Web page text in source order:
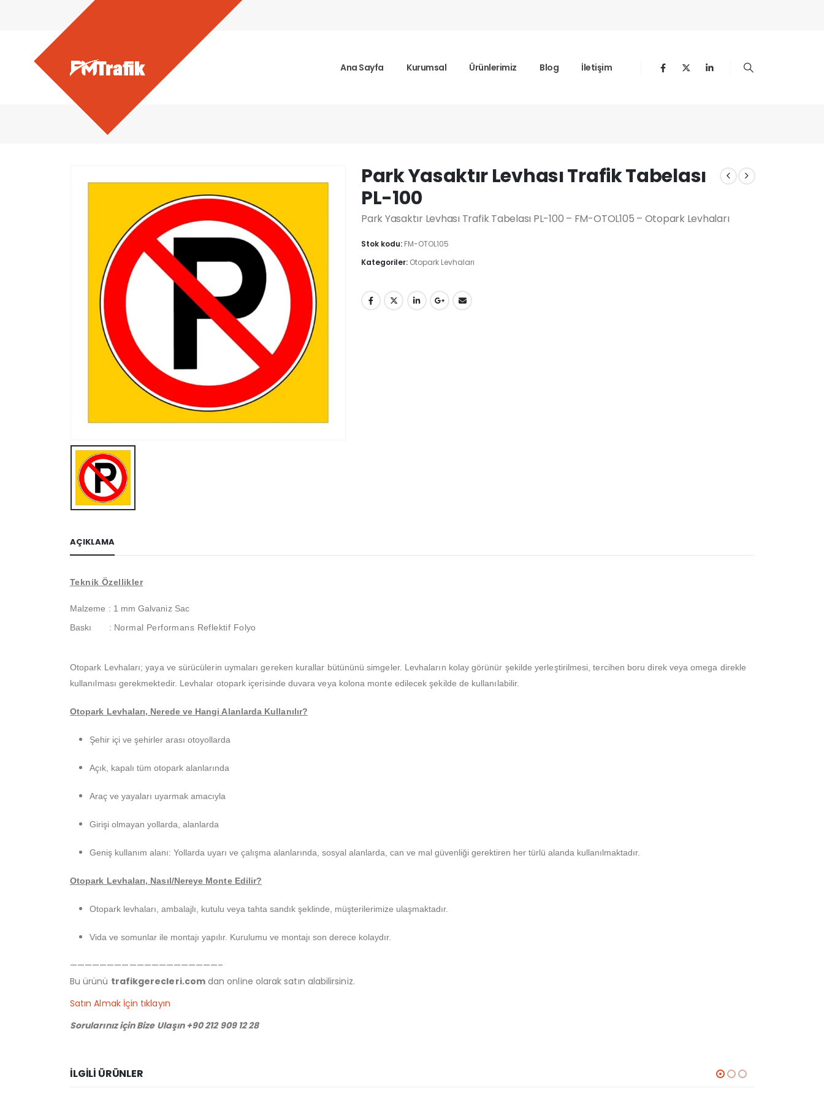
Ana Sayfa Kurumsal Ürünlerimiz Blog İletişim
Ürünlerimiz - Park Yasaktır Levhası Trafik Tabelası PL-100
Park Yasaktır Levhası Trafik Tabelası
PL-100
Park Yasaktır Levhası Trafik Tabelası PL-100 – FM-OTOL105 – Otopark Levhaları
Stok kodu: FM-OTOL105
Kategoriler: Otopark Levhaları
AÇIKLAMA
Teknik Özellikler
Malzeme : 1 mm Galvaniz Sac
Baskı
: Normal Performans Reflektif Folyo
Otopark Levhaları; yaya ve sürücülerin uymaları gereken kurallar bütününü simgeler. Levhaların kolay görünür şekilde yerleştirilmesi, tercihen boru direk veya omega direkle
kullanılması gerekmektedir. Levhalar otopark içerisinde duvara veya kolona monte edilecek şekilde de kullanılabilir.
Otopark Levhaları, Nerede ve Hangi Alanlarda Kullanılır?
Şehir içi ve şehirler arası otoyollarda
Açık, kapalı tüm otopark alanlarında
Araç ve yayaları uyarmak amacıyla
Girişi olmayan yollarda, alanlarda
Geniş kullanım alanı: Yollarda uyarı ve çalışma alanlarında, sosyal alanlarda, can ve mal güvenliği gerektiren her türlü alanda kullanılmaktadır.
Otopark Levhaları, Nasıl/Nereye Monte Edilir?
Otopark levhaları, ambalajlı, kutulu veya tahta sandık şeklinde, müşterilerimize ulaşmaktadır.
Vida ve somunlar ile montajı yapılır. Kurulumu ve montajı son derece kolaydır.
————————————————————–
Bu ürünü trafikgerecleri.comdan online olarak satın alabilirsiniz.
Satın Almak İçin tıklayın
Sorularınız için Bize Ulaşın +90 212 909 12 28
İLGILI ÜRÜNLER